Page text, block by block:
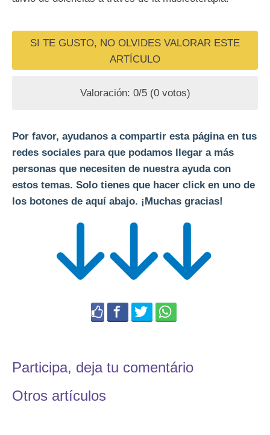
SI TE GUSTO, NO OLVIDES VALORAR ESTE
ARTÍCULO
Valoración: 0/5 (0votos)
Por favor, ayudanos a compartir esta página en tus
redes sociales para que podamos llegar a más
personas que necesiten de nuestra ayuda con
estos temas. Solo tienes que hacer click en uno de
los botones de aquí abajo. ¡Muchas gracias!
Participa, deja tu comentário
Otros artículos